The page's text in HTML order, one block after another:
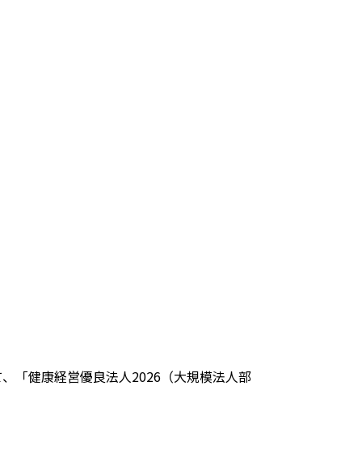
「健康経営優良法人2026（大規模法人部